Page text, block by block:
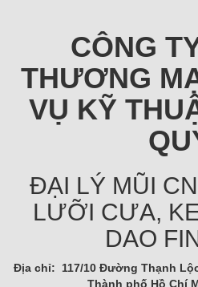
CÔNG
THƯƠNG
VỤ KỸ
ĐẠI LÝ MŨI
LƯỠI CƯA,
DAO
Địa chỉ: 117/10 Đường Thạnh
Thành phố Hồ Chí